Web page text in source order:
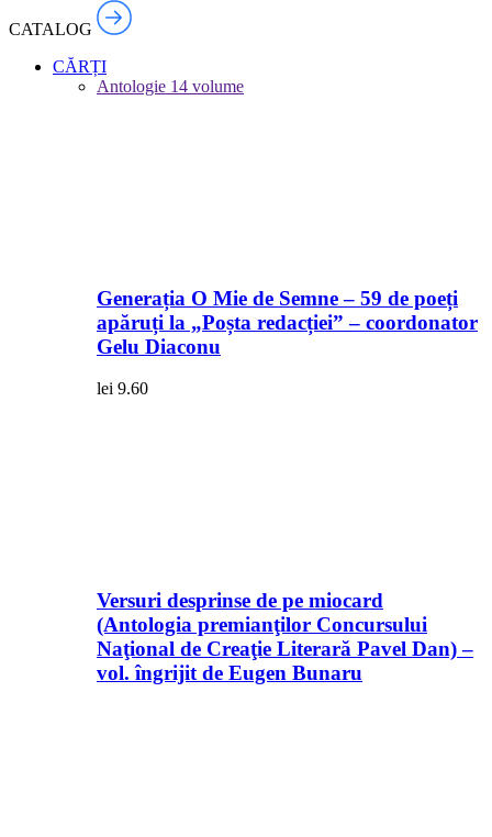
CATALOG
CĂRȚI
Antologie 14 volume
Generația O Mie de Semne – 59 de poeți
apăruți la „Poșta redacției” – coordonator
Gelu Diaconu
lei 9.60
Versuri desprinse de pe miocard
(Antologia premianţilor Concursului
Naţional de Creaţie Literară Pavel Dan) –
vol. îngrijit de Eugen Bunaru